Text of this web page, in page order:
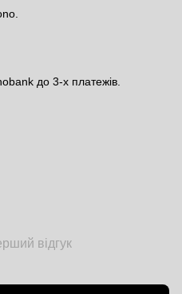
до 3-х платежів.
відгук